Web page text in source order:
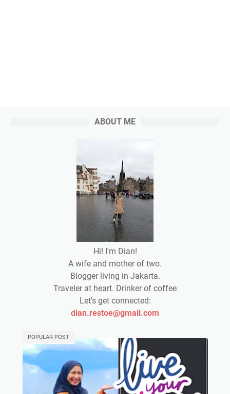
ABOUT ME
Hi! I'm Dian!
A wife and mother of two.
Blogger living in Jakarta.
Traveler at heart. Drinker of coffee
Let's get connected:
dian.restoe@gmail.com
POPULAR POST